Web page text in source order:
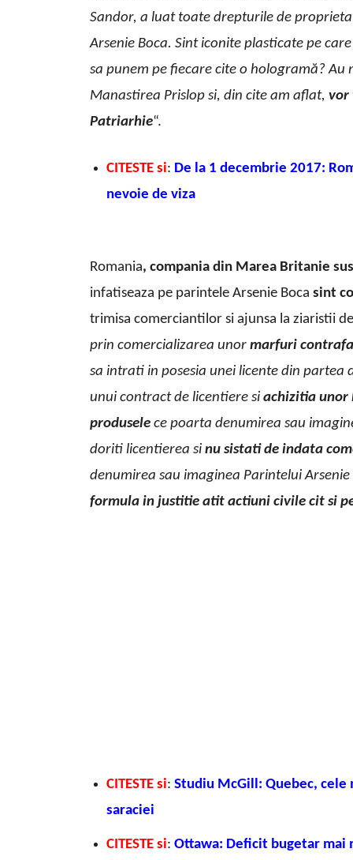
Sandor, a luat toate drepturile de
Arsenie Boca. Sint iconite plasticate pe
sa punem pe fiecare cite o hologramă?
Manastirea Prislop si, din cite am aflat, vor
Patriarhie“.
CITESTE si: De la 1 decembrie 2017:
nevoie de viza
Romania, compania din Marea Britanie
infatiseaza pe parintele Arsenie Boca sint
trimisa comerciantilor si ajunsa la ziaristii
prin comercializarea unor marfuri
sa intrati in posesia unei licente din
unui contract de licentiere si achizitia unor
produsele ce poarta denumirea sau
doriti licentierea si nu sistati de indata
denumirea sau imaginea Parintelui
formula in justitie atit actiuni civile cit si
CITESTE si: Studiu McGill: Quebec, cele
saraciei
CITESTE si: Ottawa: Deficit bugetar mai